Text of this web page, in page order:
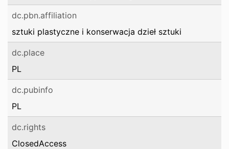
dc.pbn.affiliation
sztuki plastyczne i konserwacja dzieł sztuki
dc.place
PL
dc.pubinfo
PL
dc.rights
ClosedAccess